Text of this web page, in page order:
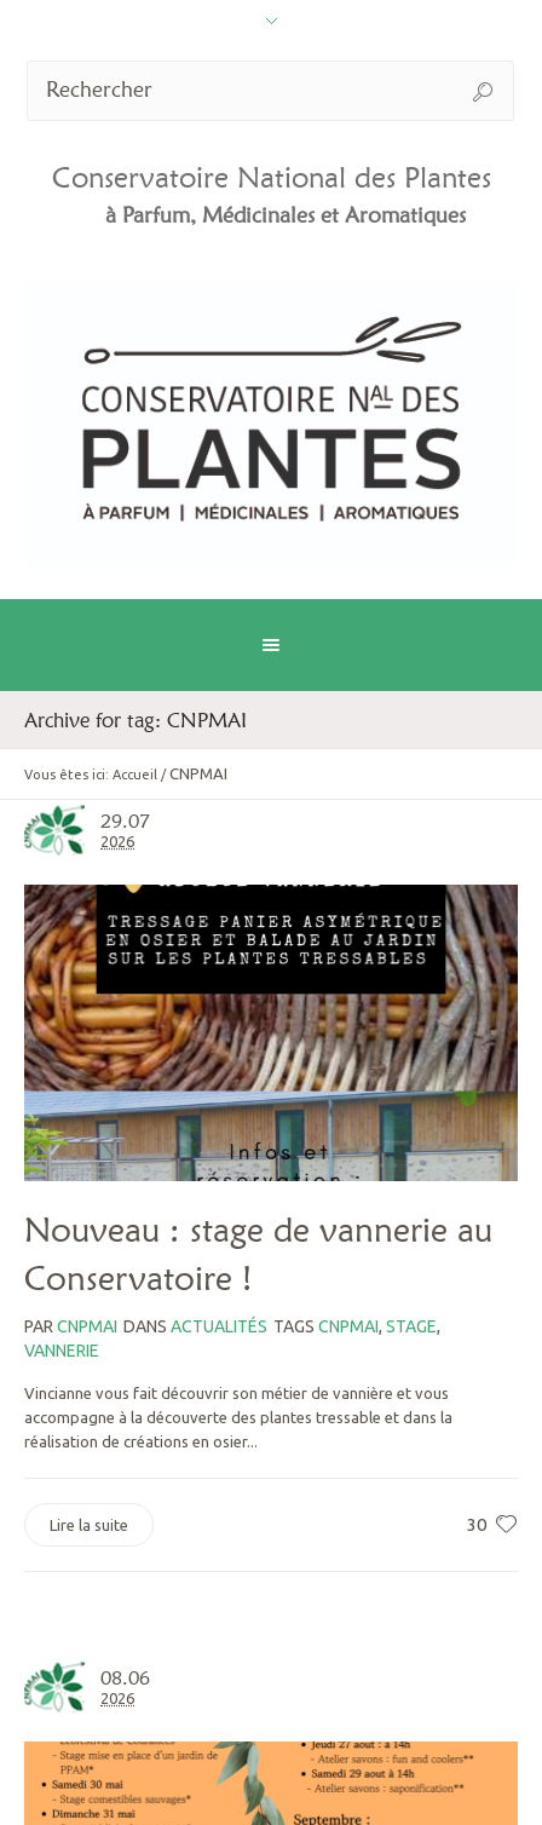
Conservatoire National des Plantes
à Parfum, Médicinales et Aromatiques
Archive for tag: CNPMAI
Vous êtes ici: Accueil / CNPMAI
29.07
2026
Nouveau : stage de vannerie au
Conservatoire !
PAR CNPMAI DANS ACTUALITÉS TAGS CNPMAI, STAGE,
VANNERIE
Vincianne vous fait découvrir son métier de vannière et vous
accompagne à la découverte des plantes tressable et dans la
réalisation de créations en osier...
30
Lire la suite
08.06
2026